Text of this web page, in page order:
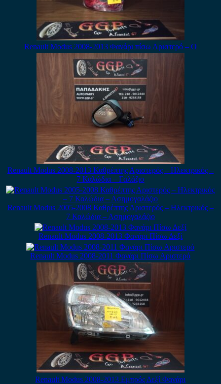
Renault Modus 2008-2013 Φανάρι πίσω Αριστερό – Ο
Renault Modus 2008-2013 Καθρέπτης Αριστερός – Ηλεκτρικός –
7 Καλώδια – Γαλάζιο
Renault Modus 2005-2008 Καθρέπτης Αριστερός – Ηλεκτρικός –
7 Καλώδια – Ασημογαλάζιο
Renault Modus 2008-2013 Φανάρι Πίσω Δεξί
Renault Modus 2008-2011 Φανάρι Πίσω Αριστερό
Renault Modus 2008-2013 Εμπρός Δεξί Φανάρι